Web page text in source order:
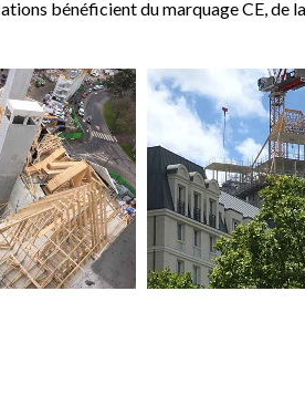
bénéficient du marquage CE, de